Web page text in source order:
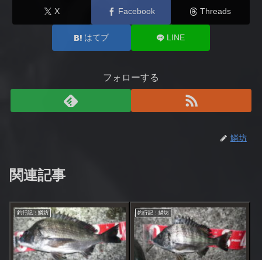
X Facebook Threads
はてブ LINE
フォローする
鱗坊
関連記事
釣行記：鱗坊 釣行記：鱗坊